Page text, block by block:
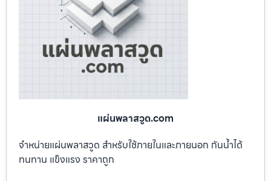
แผ่นพลาสวูด.com
จำหน่ายแผ่นพลาสวูด สำหรับใช้ภายในและภายนอก กันน้ำได้
ทนทาน แข็งแรง ราคาถูก